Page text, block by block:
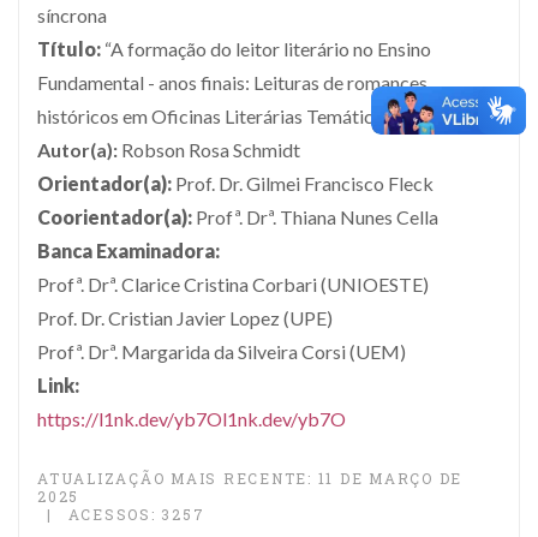
síncrona
Título: “A formação do leitor literário no Ensino
Fundamental - anos finais: Leituras de romances
históricos em Oficinas Literárias Temáticas”
Autor(a): Robson Rosa Schmidt
Orientador(a): Prof. Dr. Gilmei Francisco Fleck
Coorientador(a): Profª. Drª. Thiana Nunes Cella
Banca Examinadora:
Profª. Drª. Clarice Cristina Corbari (UNIOESTE)
Prof. Dr. Cristian Javier Lopez (UPE)
Profª. Drª. Margarida da Silveira Corsi (UEM)
Link:
https://l1nk.dev/yb7Ol1nk.dev/yb7O
ATUALIZAÇÃO MAIS RECENTE: 11 DE MARÇO DE
2025
ACESSOS: 3257